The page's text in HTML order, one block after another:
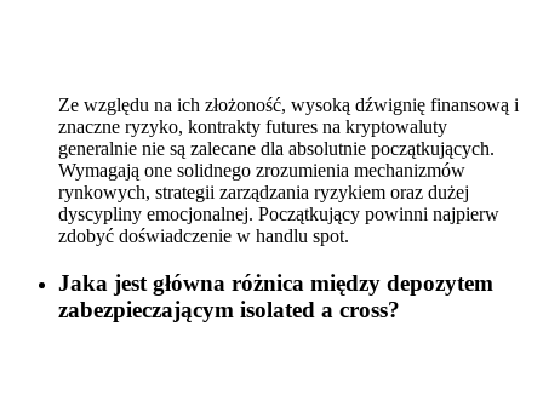
Ze względu na ich złożoność, wysoką dźwignię finansową i
znaczne ryzyko, kontrakty futures na kryptowaluty
generalnie nie są zalecane dla absolutnie początkujących.
Wymagają one solidnego zrozumienia mechanizmów
rynkowych, strategii zarządzania ryzykiem oraz dużej
dyscypliny emocjonalnej. Początkujący powinni najpierw
zdobyć doświadczenie w handlu spot.
Jaka jest główna różnica między depozytem
zabezpieczającym isolated a cross?